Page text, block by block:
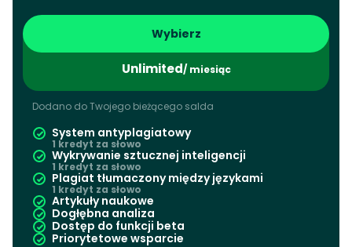
Wybierz
Unlimited/ miesiąc
Dodano do Twojego bieżącego salda
System antyplagiatowy
1 kredyt za słowo
Wykrywanie sztucznej inteligencji
1 kredyt za słowo
Plagiat tłumaczony między językami
1 kredyt za słowo
Artykuły naukowe
Dogłębna analiza
Dostęp do funkcji beta
Priorytetowe wsparcie